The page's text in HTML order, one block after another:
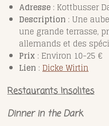
Adresse : Kottbusser
Description : Une
une grande terrasse,
allemands et des
Prix : Environ 10-25 €
Lien : DickeWirtin
Restaurants Insolites
Dinner in the Dark